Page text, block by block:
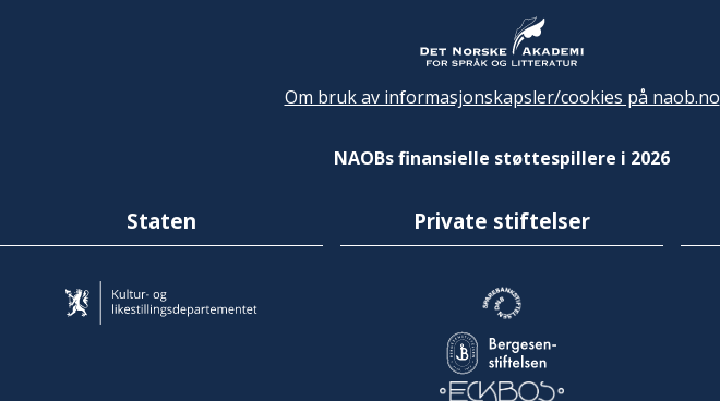
Om bruk av informasjonskapsler/cookies på naob.no
NAOBs finansielle støttespillere i 2026
Staten Private stiftelser